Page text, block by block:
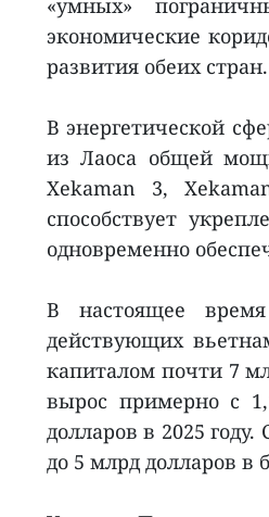
«умных»
экономические
развития обеих стран.
В энергетической
из Лаоса общей
Xekaman 3,
способствует
одновременно
В настоящее
действующих
капиталом почти 7
вырос примерно с
долларов в 2025
до 5 млрд долларов